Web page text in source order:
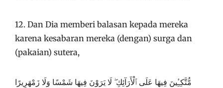
12. Dan Dia memberi balasan kepada mereka
karena kesabaran mereka (dengan) surga dan
(pakaian) sutera,
مُّتَّكِـِٔينَ فِيهَا عَلَى ٱلْأَرَآئِكِ ۖ لَا يَرَوْنَ فِيهَا شَمْسًا وَلَا زَمْهَرِيرًا